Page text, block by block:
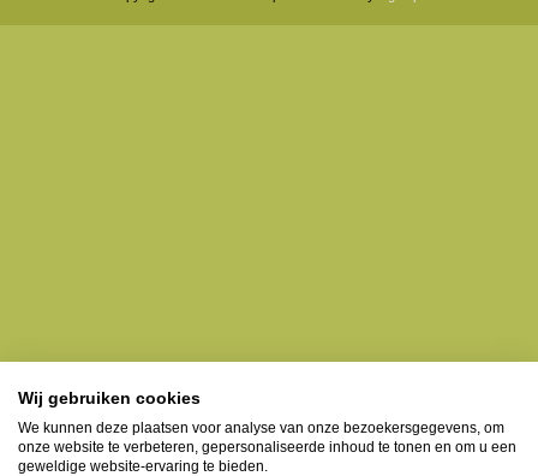
Wij gebruiken cookies
We kunnen deze plaatsen voor analyse van onze bezoekersgegevens, om
onze website te verbeteren, gepersonaliseerde inhoud te tonen en om u een
geweldige website-ervaring te bieden.